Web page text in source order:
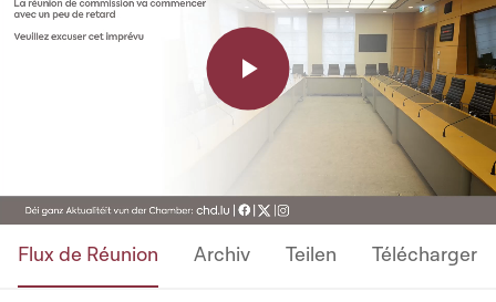
Play
Flux de Réunion Archiv Teilen Télécharger